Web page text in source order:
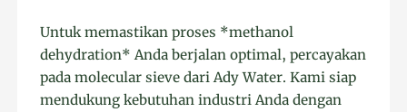
Untuk memastikan proses *methanol
dehydration* Anda berjalan optimal, percayakan
pada molecular sieve dari Ady Water. Kami siap
mendukung kebutuhan industri Anda dengan